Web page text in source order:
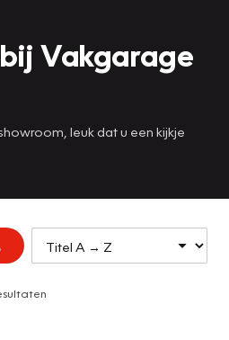
Vakgarage
leuk dat u een kijkje